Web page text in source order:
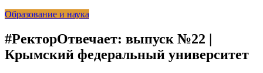
Правительство России выделит Крыму дополнительные
Более 25 тысяч «квадратов» преобразятся в ближайшее
время...26.02.2026
В Симферополе очищают реку Салгир: работы ведутся
Образование и наука
#РекторОтвечает: выпуск №22 |
Крымский федеральный университет